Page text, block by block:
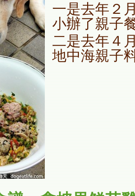
一是去年２
小辦了親子
二是去年４
地中海親子